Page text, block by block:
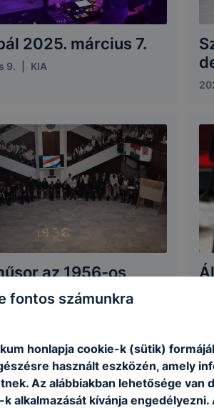
2025. március 7.
9. KIA
az 1956-os
és
- 2024-10-
24. | KIA
fontos számunkra
honlapja cookie-k (sütik)
használt eszközén, amely
Az alábbiakban lehetősége van
alkalmazását kívánja engedélyezni.